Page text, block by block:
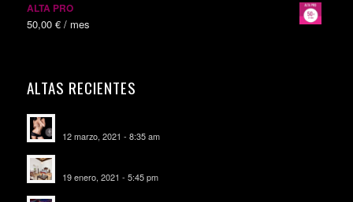
ALTA PRO
50,00 € / mes
ALTAS RECIENTES
12 marzo, 2021 - 8:35 am
19 enero, 2021 - 5:45 pm